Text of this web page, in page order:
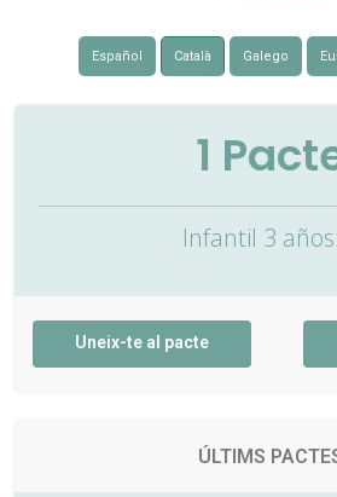
Español Català Galego
1
Infantil 3 años:
Uneix-te al pacte
ÚLTIMS